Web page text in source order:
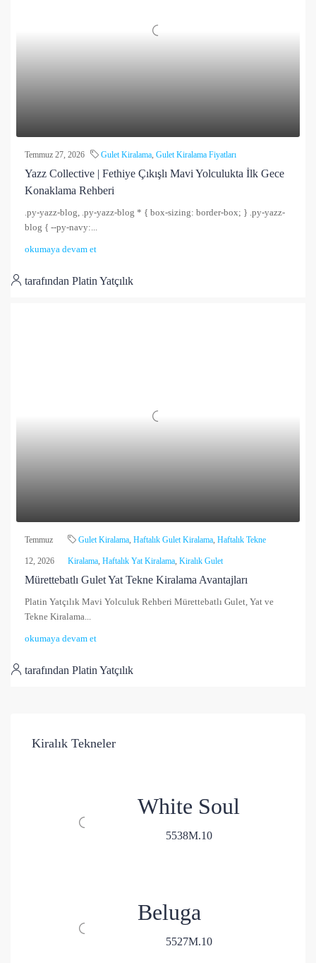
Temmuz 27, 2026 Gulet Kiralama, Gulet Kiralama Fiyatları
Yazz Collective | Fethiye Çıkışlı Mavi Yolculukta İlk Gece
Konaklama Rehberi
.py-yazz-blog, .py-yazz-blog * { box-sizing: border-box; } .py-yazz-
blog { --py-navy:...
okumaya devam et
tarafından Platin Yatçılık
Temmuz
12, 2026
Gulet Kiralama,Haftalık Gulet Kiralama,Haftalık Tekne
Kiralama,Haftalık Yat Kiralama,Kiralık Gulet
Mürettebatlı Gulet Yat Tekne Kiralama Avantajları
Platin Yatçılık Mavi Yolculuk Rehberi Mürettebatlı Gulet, Yat ve
Tekne Kiralama...
okumaya devam et
tarafından Platin Yatçılık
Kiralık Tekneler
White Soul
5538M.10
Beluga
5527M.10